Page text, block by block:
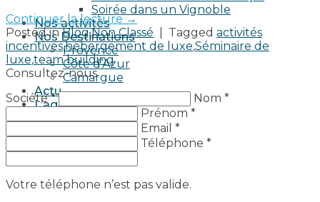
Soirée dans un Vignoble
Nos activités
Nos Destinations
Provence
Côte d’Azur
Camargue
Actu
L’agence
Devis
Continuer la lecture→
Posted inBlog,Non Classé Tagged activités
incentives,hébergement de luxe,Séminaire de
luxe,team building
Consultez-nous
Société *
Nom *
Prénom *
Email *
Téléphone *
Votre téléphone n’est pas valide.